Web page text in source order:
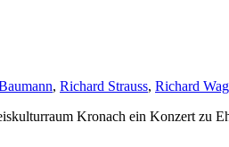
, Richard Strauss, Richard
Kronach ein Konzert zu